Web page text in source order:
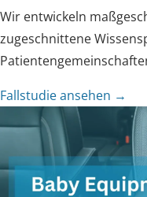
Wir entwickeln
zugeschnittene
Fallstudie ansehen →